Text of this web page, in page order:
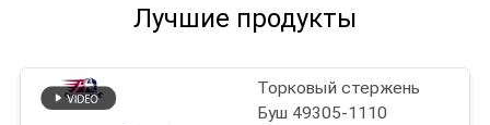
Лучшие продукты
Торковый стержень
Буш 49305-1110